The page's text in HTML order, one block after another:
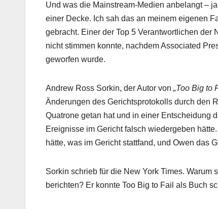
Und was die Mainstream-Medien anbelangt –
einer Decke. Ich sah das an meinem eigenen
gebracht. Einer der Top 5 Verantwortlichen
nicht stimmen konnte, nachdem Associated
geworfen wurde.
Andrew Ross Sorkin, der Autor von „Too Big to
Änderungen des Gerichtsprotokolls durch den
Quatrone getan hat und in einer Entscheidung
Ereignisse im Gericht falsch wiedergeben
hätte, was im Gericht stattfand, und Owen das
Sorkin schrieb für die New York Times.
berichten? Er konnte Too Big to Fail als Buch